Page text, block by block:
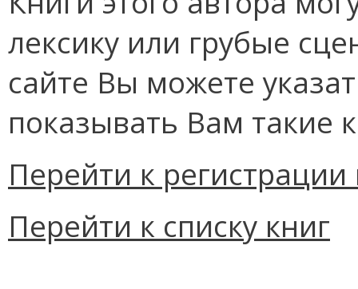
лексику или грубые
сайте Вы можете
показывать Вам такие
Перейти к регистрации
Перейти к списку книг